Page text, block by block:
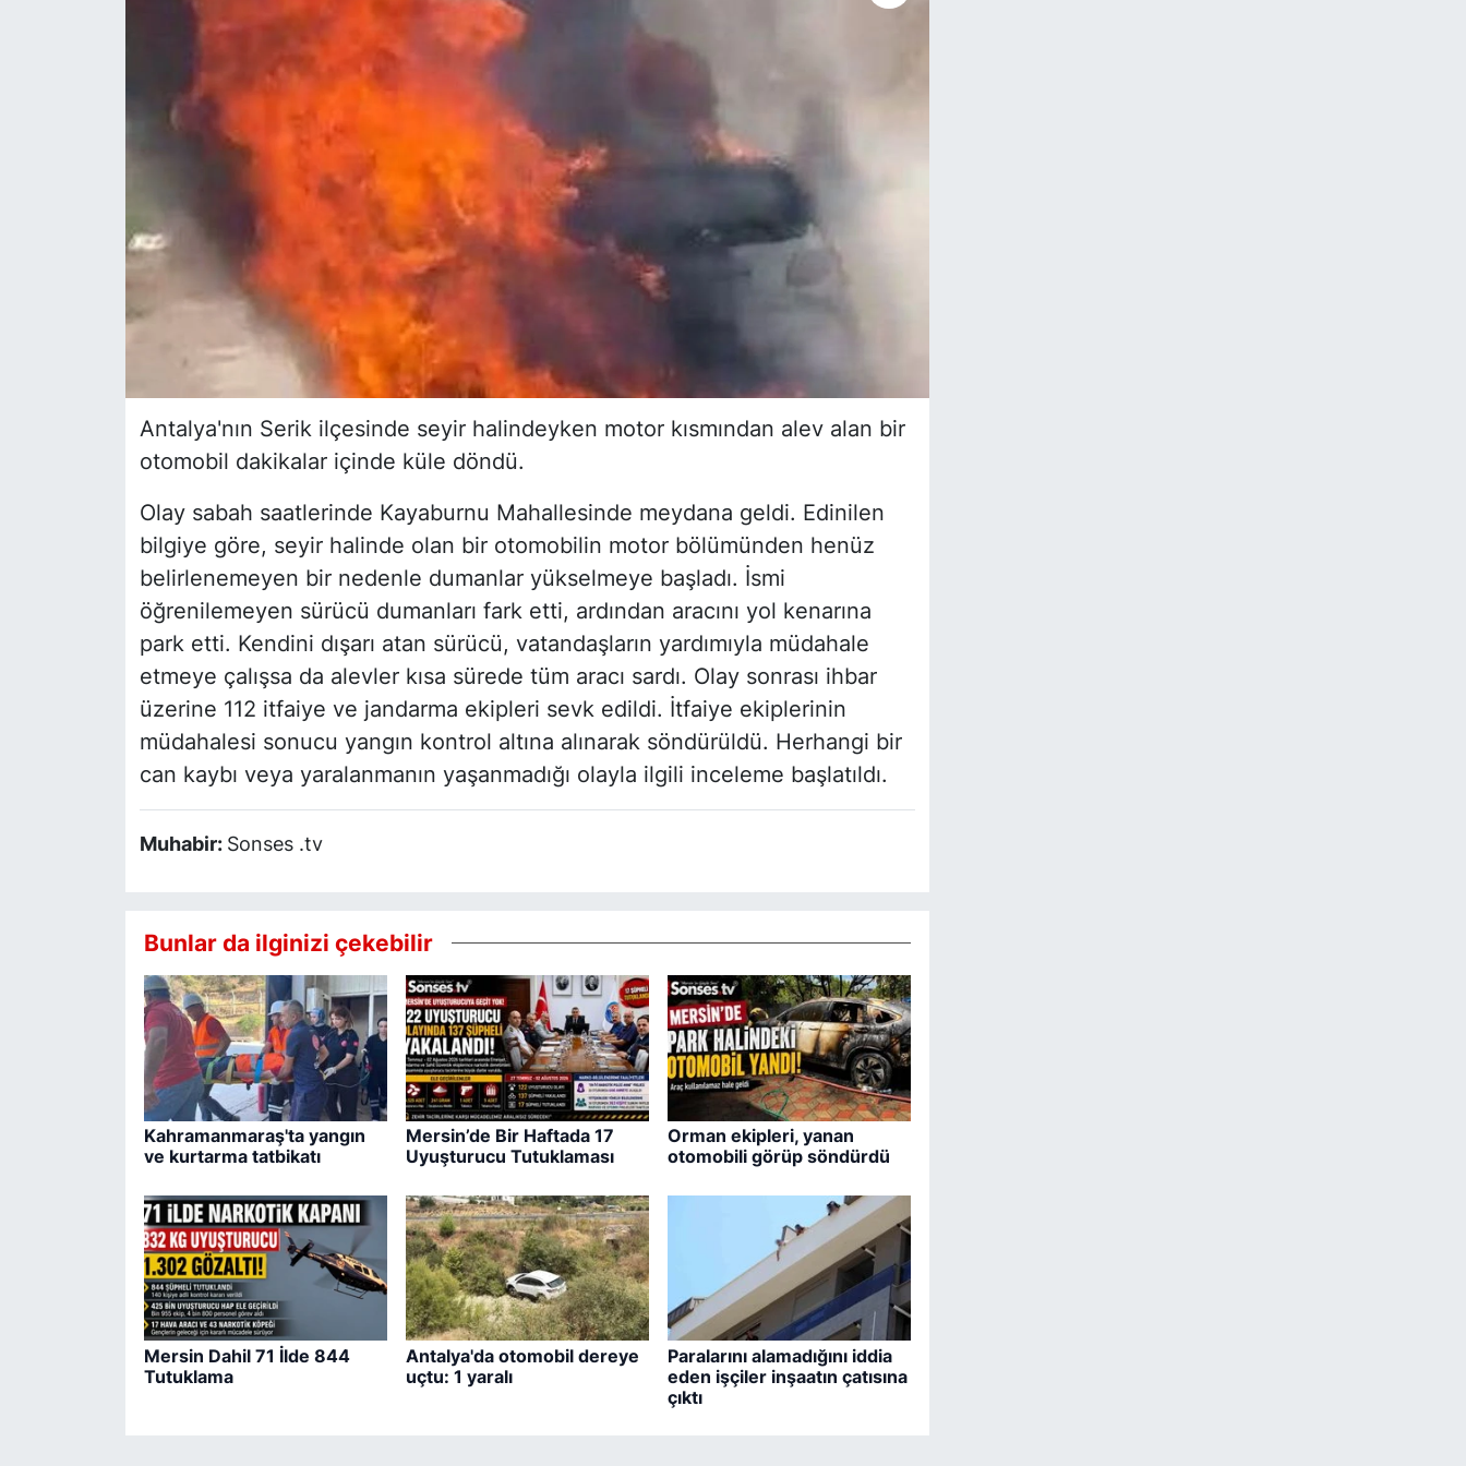
Antalya'nın Serik ilçesinde seyir halindeyken motor kısmından alev alan bir
otomobil dakikalar içinde küle döndü.
Olay sabah saatlerinde Kayaburnu Mahallesinde meydana geldi. Edinilen
bilgiye göre, seyir halinde olan bir otomobilin motor bölümünden henüz
belirlenemeyen bir nedenle dumanlar yükselmeye başladı. İsmi
öğrenilemeyen sürücü dumanları fark etti, ardından aracını yol kenarına
park etti. Kendini dışarı atan sürücü, vatandaşların yardımıyla müdahale
etmeye çalışsa da alevler kısa sürede tüm aracı sardı. Olay sonrası ihbar
üzerine 112 itfaiye ve jandarma ekipleri sevk edildi. İtfaiye ekiplerinin
müdahalesi sonucu yangın kontrol altına alınarak söndürüldü. Herhangi bir
can kaybı veya yaralanmanın yaşanmadığı olayla ilgili inceleme başlatıldı.
Muhabir: Sonses .tv
Bunlar da ilginizi çekebilir
Kahramanmaraş'ta yangın
ve kurtarma tatbikatı
Mersin’de Bir Haftada 17
Uyuşturucu Tutuklaması
Orman ekipleri, yanan
otomobili görüp söndürdü
Mersin Dahil 71 İlde 844
Tutuklama
Antalya'da otomobil dereye
uçtu: 1 yaralı
Paralarını alamadığını iddia
eden işçiler inşaatın çatısına
çıktı
YEREL HABER